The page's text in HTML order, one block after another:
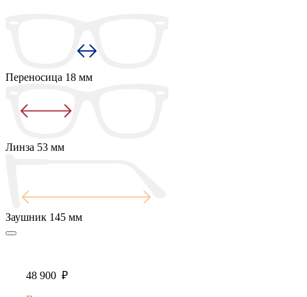
Переносица 18 мм
Линза 53 мм
Заушник 145 мм
48 900 ₽